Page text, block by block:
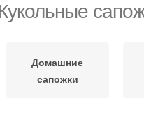
Домашние
сапожки